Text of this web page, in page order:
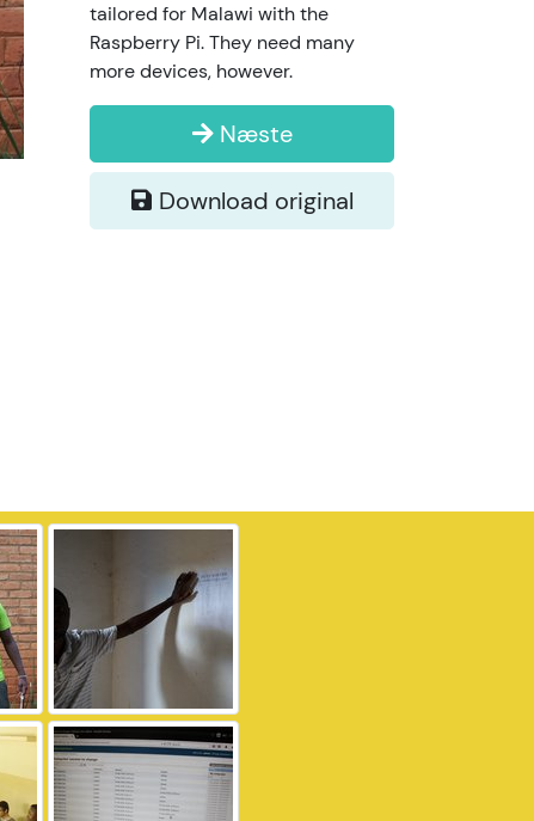
tailored for Malawi with the
Raspberry Pi. They need many
more devices, however.
Næste
Download original